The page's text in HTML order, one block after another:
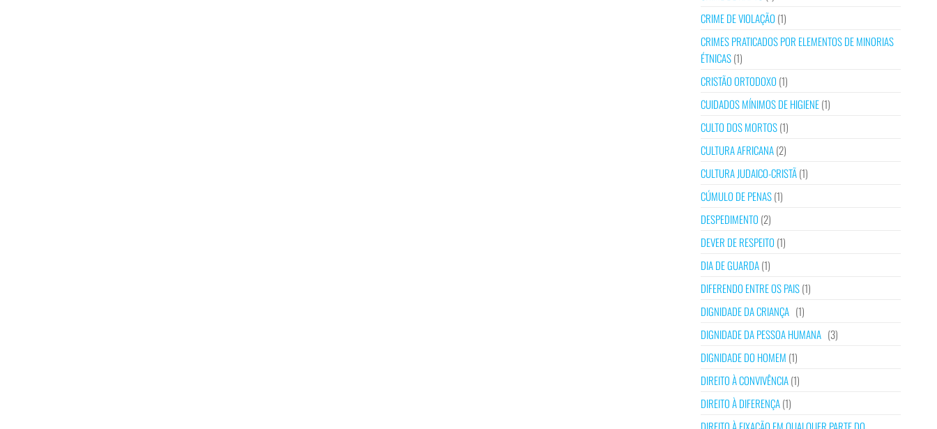
CRIME DE VIOLAÇÃO (1)
CRIMES PRATICADOS POR ELEMENTOS DE MINORIAS
ÉTNICAS(1)
CRISTÃO ORTODOXO (1)
CUIDADOS MÍNIMOS DE HIGIENE(1)
CULTO DOS MORTOS(1)
CULTURA AFRICANA(2)
CULTURA JUDAICO-CRISTÃ(1)
CÚMULO DE PENAS(1)
DESPEDIMENTO (2)
DEVER DE RESPEITO (1)
DIA DE GUARDA(1)
DIFERENDO ENTRE OS PAIS(1)
DIGNIDADE DA CRIANÇA (1)
DIGNIDADE DA PESSOA HUMANA (3)
DIGNIDADE DO HOMEM (1)
DIREITO À CONVIVÊNCIA(1)
DIREITO À DIFERENÇA(1)